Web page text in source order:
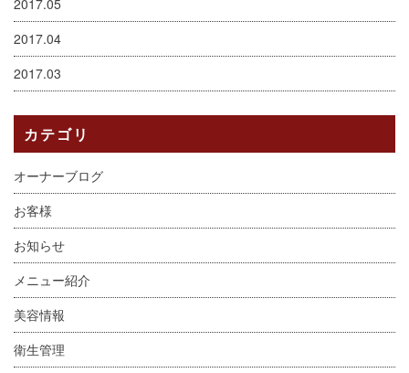
2017.04
2017.03
カテゴリ
オーナーブログ
お客様
お知らせ
メニュー紹介
美容情報
衛生管理